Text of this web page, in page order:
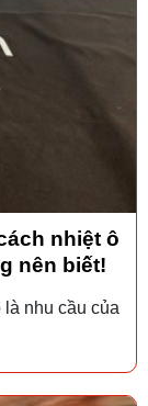
nhiệt ô
nên biết!
nhu cầu của